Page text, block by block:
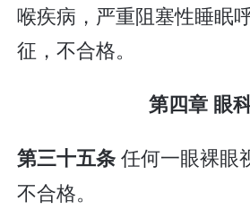
喉疾病，严重阻塞性睡眠
征，不合格。
第四章 眼
第三十五条任何一眼裸眼
不合格。